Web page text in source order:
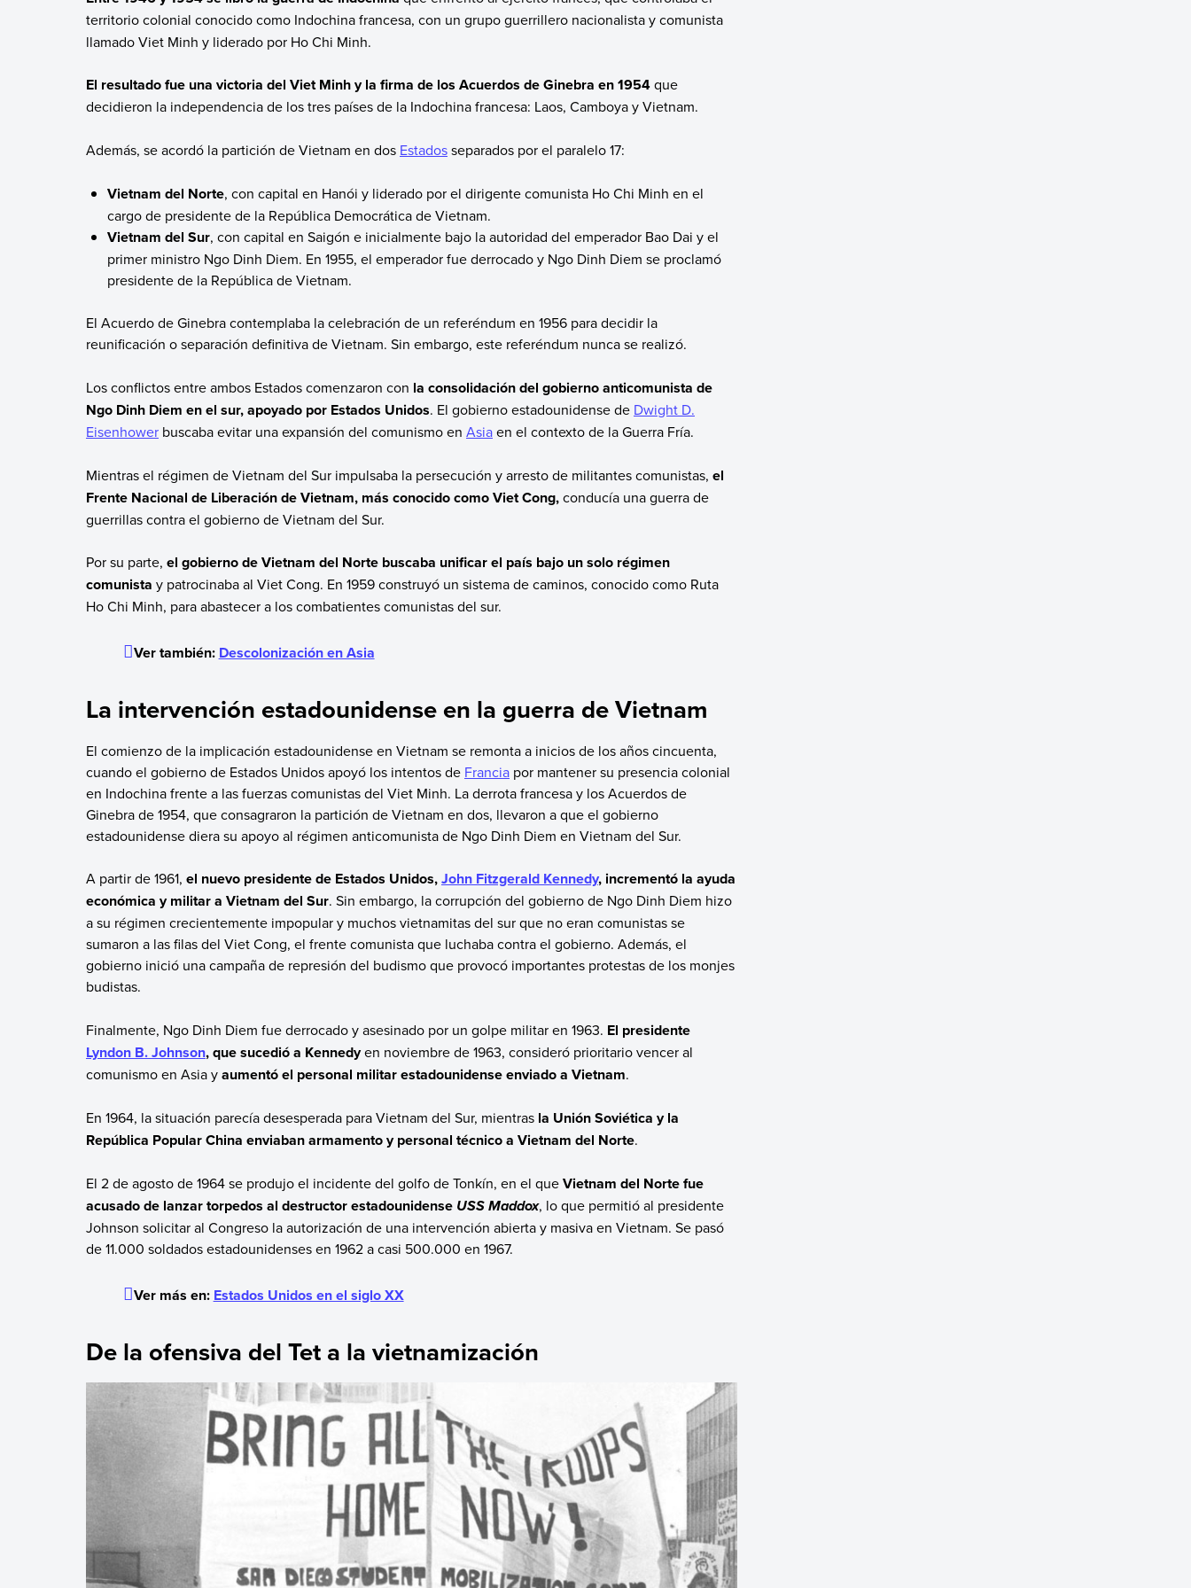
territorio colonial conocido como Indochina francesa, con un grupo guerrillero nacionalista y comunista
llamado Viet Minh y liderado por Ho Chi Minh.
El resultado fue una victoria del Viet Minh y la firma de los Acuerdos de Ginebra en 1954que
decidieron la independencia de los tres países de la Indochina francesa: Laos, Camboya y Vietnam.
Además, se acordó la partición de Vietnam en dos Estadosseparados por el paralelo 17:
Vietnam del Norte, con capital en Hanói y liderado por el dirigente comunista Ho Chi Minh en el
cargo de presidente de la República Democrática de Vietnam.
Vietnam del Sur, con capital en Saigón e inicialmente bajo la autoridad del emperador Bao Dai y el
primer ministro Ngo Dinh Diem. En 1955, el emperador fue derrocado y Ngo Dinh Diem se proclamó
presidente de la República de Vietnam.
El Acuerdo de Ginebra contemplaba la celebración de un referéndum en 1956 para decidir la
reunificación o separación definitiva de Vietnam. Sin embargo, este referéndum nunca se realizó.
Los conflictos entre ambos Estados comenzaron con la consolidación del gobierno anticomunista de
Ngo Dinh Diem en el sur, apoyado por Estados Unidos. El gobierno estadounidense de Dwight D.
Eisenhowerbuscaba evitar una expansión del comunismo en Asiaen el contexto de la Guerra Fría.
Mientras el régimen de Vietnam del Sur impulsaba la persecución y arresto de militantes comunistas, el
Frente Nacional de Liberación de Vietnam, más conocido como Viet Cong,conducía una guerra de
guerrillas contra el gobierno de Vietnam del Sur.
Por su parte, el gobierno de Vietnam del Norte buscaba unificar el país bajo un solo régimen
comunista y patrocinaba al Viet Cong. En 1959 construyó un sistema de caminos, conocido como Ruta
Ho Chi Minh, para abastecer a los combatientes comunistas del sur.
Ver también: Descolonización en Asia
La intervención estadounidense en la guerra de Vietnam
El comienzo de la implicación estadounidense en Vietnam se remonta a inicios de los años cincuenta,
cuando el gobierno de Estados Unidos apoyó los intentos de Franciapor mantener su presencia colonial
en Indochina frente a las fuerzas comunistas del Viet Minh. La derrota francesa y los Acuerdos de
Ginebra de 1954, que consagraron la partición de Vietnam en dos, llevaron a que el gobierno
estadounidense diera su apoyo al régimen anticomunista de Ngo Dinh Diem en Vietnam del Sur.
A partir de 1961, el nuevo presidente de Estados Unidos,John Fitzgerald Kennedy, incrementó la ayuda
económica y militar a Vietnam del Sur. Sin embargo, la corrupción del gobierno de Ngo Dinh Diem hizo
a su régimen crecientemente impopular y muchos vietnamitas del sur que no eran comunistas se
sumaron a las filas del Viet Cong, el frente comunista que luchaba contra el gobierno. Además, el
gobierno inició una campaña de represión del budismo que provocó importantes protestas de los monjes
budistas.
Finalmente, Ngo Dinh Diem fue derrocado y asesinado por un golpe militar en 1963. El presidente
Lyndon B. Johnson, que sucedió a Kennedyen noviembre de 1963, consideró prioritario vencer al
comunismo en Asia yaumentó el personal militar estadounidense enviado a Vietnam.
En 1964, la situación parecía desesperada para Vietnam del Sur, mientrasla Unión Soviética y la
República Popular China enviaban armamento y personal técnico a Vietnam del Norte.
El 2 de agosto de 1964 se produjo el incidente del golfo de Tonkín, en el queVietnam del Norte fue
acusado de lanzar torpedos al destructor estadounidense USS Maddox, lo que permitió al presidente
Johnson solicitar al Congreso la autorización de una intervención abierta y masiva en Vietnam. Se pasó
de 11.000 soldados estadounidenses en 1962 a casi 500.000 en 1967.
Ver más en: Estados Unidos en el siglo XX
De la ofensiva del Tet a la vietnamización